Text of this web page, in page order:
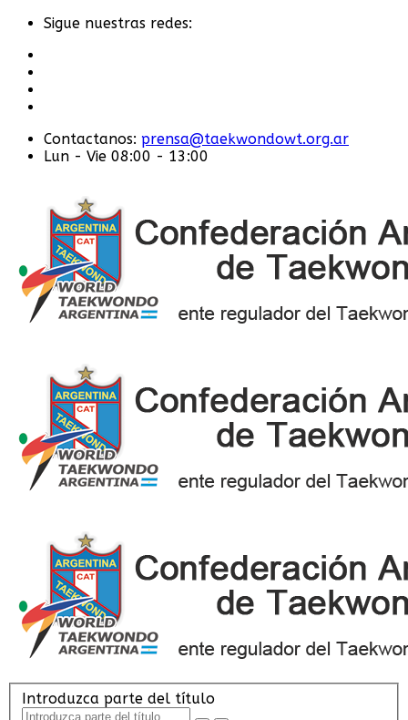
Sigue nuestras redes:
Contactanos: prensa@taekwondowt.org.ar
Lun - Vie 08:00 - 13:00
Introduzca parte del título